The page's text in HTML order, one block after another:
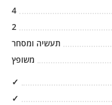
4
2
תעשיה ומסחר
משופץ
✓
✓